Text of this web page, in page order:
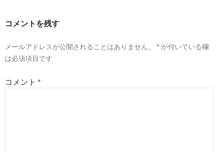
ョ
コメントを残す
メールアドレスが公開されることはありません。 * が付いている欄
は必須項目です
コメント *